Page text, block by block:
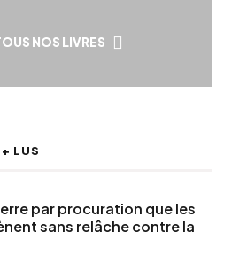
NOS LIVRES
LUS
par procuration que les
sans relâche contre la